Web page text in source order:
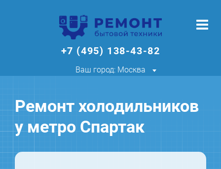
+7 (495) 138-43-82
Ваш город: Москва
Ремонт холодильников
у метро Спартак